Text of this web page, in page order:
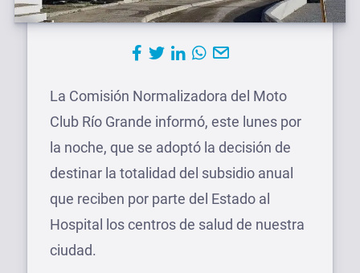
La Comisión Normalizadora del Moto
Club Río Grande informó, este lunes por
la noche, que se adoptó la decisión de
destinar la totalidad del subsidio anual
que reciben por parte del Estado al
Hospital los centros de salud de nuestra
ciudad.